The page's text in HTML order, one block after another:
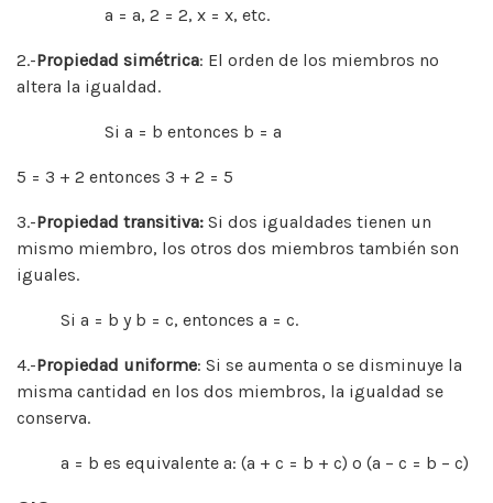
a = a, 2 = 2, x = x, etc.
2.-Propiedad simétrica: El orden de los miembros no
altera la igualdad.
Si a = b entonces b = a
5 = 3 + 2 entonces 3 + 2 = 5
3.-Propiedad transitiva: Si dos igualdades tienen un
mismo miembro, los otros dos miembros también son
iguales.
Si a = b y b = c, entonces a = c.
4.-Propiedad uniforme: Si se aumenta o se disminuye la
misma cantidad en los dos miembros, la igualdad se
conserva.
a = b es equivalente a: (a + c = b + c) o (a – c = b – c)